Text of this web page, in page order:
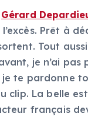
Gérard
Prêt à
Tout
je n’ai pas
te pardonne
clip. La belle
français